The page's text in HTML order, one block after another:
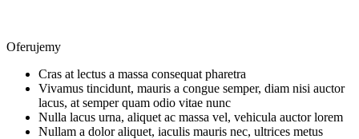
Oferujemy
Cras at lectus a massa consequat pharetra
Vivamus tincidunt, mauris a congue semper, diam nisi auctor
lacus, at semper quam odio vitae nunc
Nulla lacus urna, aliquet ac massa vel, vehicula auctor lorem
Nullam a dolor aliquet, iaculis mauris nec, ultrices metus